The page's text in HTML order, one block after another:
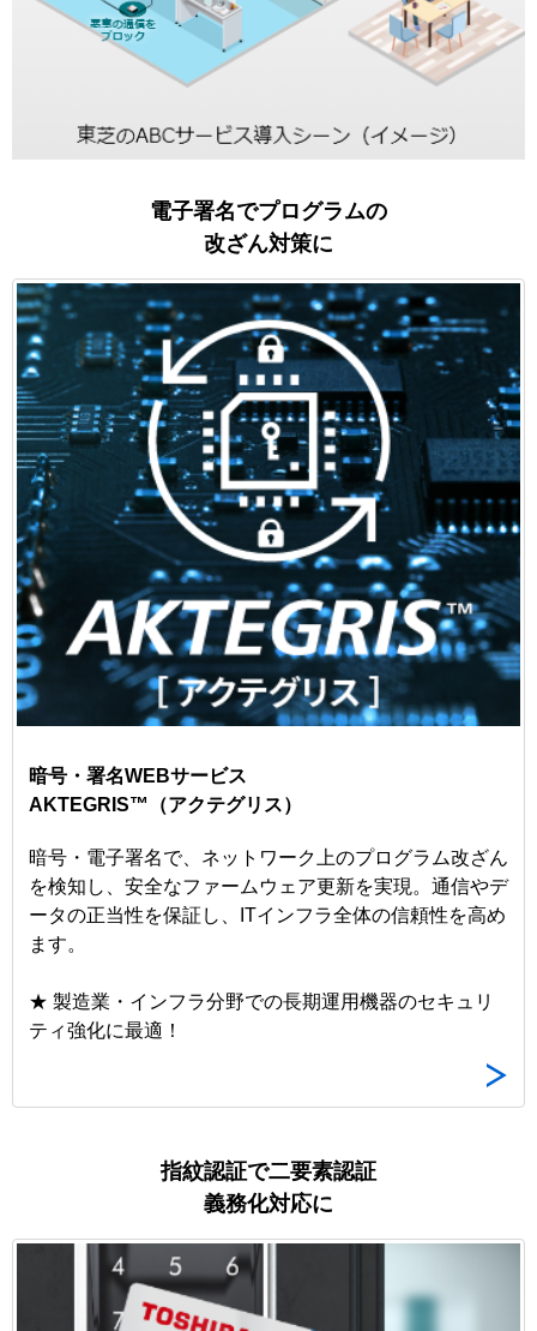
電子署名でプログラムの
改ざん対策に
暗号・署名WEBサービス
AKTEGRIS™（アクテグリス）
暗号・電子署名で、ネットワーク上のプログラム改ざん
を検知し、安全なファームウェア更新を実現。通信やデ
ータの正当性を保証し、ITインフラ全体の信頼性を高め
ます。
★ 製造業・インフラ分野での長期運用機器のセキュリ
ティ強化に最適！
指紋認証で二要素認証
義務化対応に